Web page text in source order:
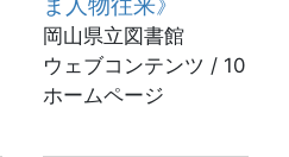
岡山県立図書館
ウェブコンテンツ / 10
ホームページ